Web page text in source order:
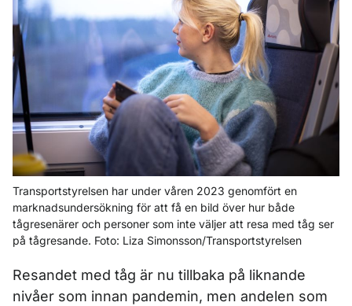
Transportstyrelsen har under våren 2023 genomfört en
marknadsundersökning för att få en bild över hur både
tågresenärer och personer som inte väljer att resa med tåg ser
på tågresande. Foto: Liza Simonsson/Transportstyrelsen
Resandet med tåg är nu tillbaka på liknande
nivåer som innan pandemin, men andelen som